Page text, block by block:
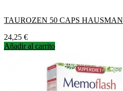
TAUROZEN 50 CAPS HAUSMAN
Precio
24,25 €
Añadir al carrito